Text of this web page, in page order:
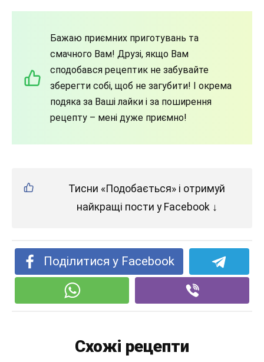
Бажаю приємних приготувань та
смачного Вам! Друзі, якщо Вам
сподобався рецептик не забувайте
зберегти собі, щоб не загубити! І окрема
подяка за Ваші лайки і за поширення
рецепту – мені дуже приємно!
Тисни «Подобається» і отримуй
найкращі пости у Facebook ↓
Поділитися у Facebook
Схожі рецепти